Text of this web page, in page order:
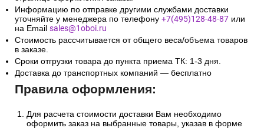
Сроки и стоимость доставки транспортной компанией
(СДЭК, Боксберри) рассчитывается автоматически на
странице оформления заказа.
Информацию по отправке другими службами доставки
уточняйте у менеджера по телефону
на Emailsales@1oboi.ru
Стоимость рассчитывается от общего веса/объема товаров
Сроки отгрузки товара до пункта приема ТК: 1-3 дня.
Правила оформления: